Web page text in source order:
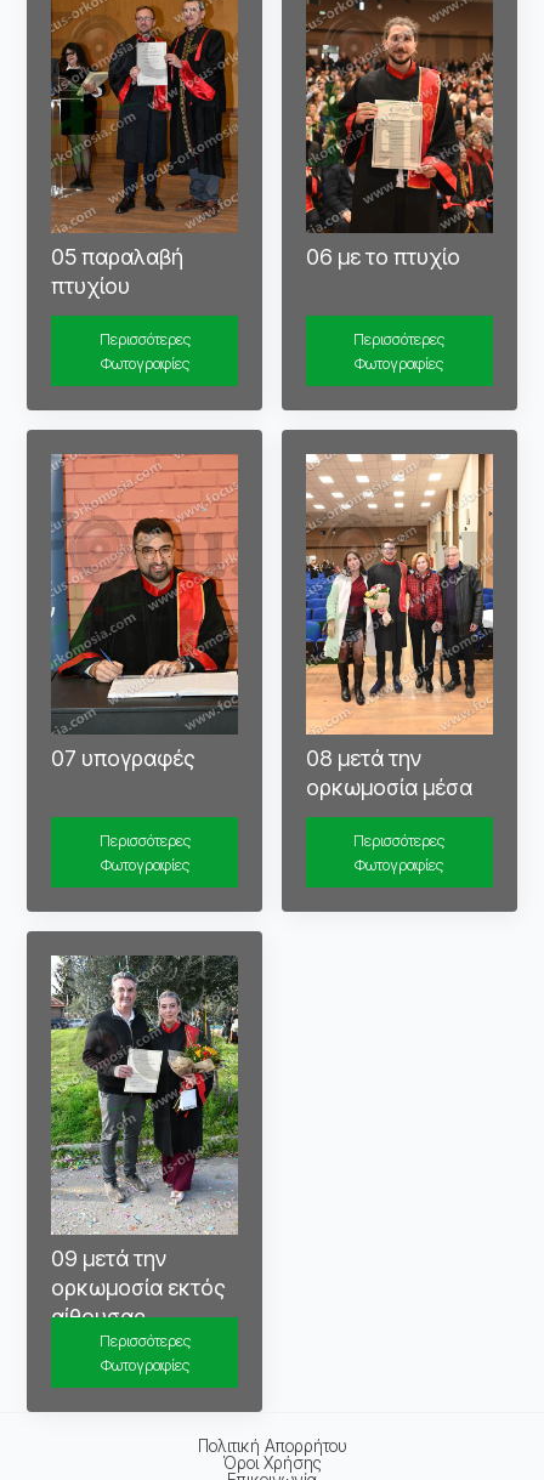
05 παραλαβή
πτυχίου
Περισσότερες
Φωτογραφίες
06 με το πτυχίο
Περισσότερες
Φωτογραφίες
07 υπογραφές
Περισσότερες
Φωτογραφίες
08 μετά την
ορκωμοσία μέσα
Περισσότερες
Φωτογραφίες
09 μετά την
ορκωμοσία εκτός
αίθουσας
Περισσότερες
Φωτογραφίες
Πολιτική Απορρήτου
Όροι Χρήσης